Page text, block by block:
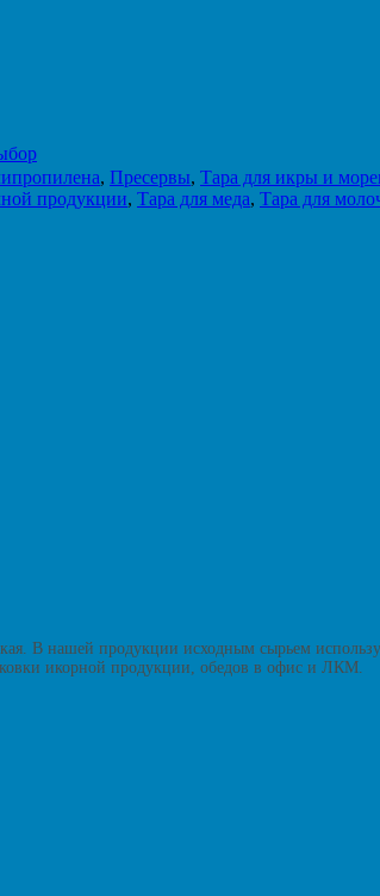
, Пресервы, Тара для икры и
продукции, Тара для меда, Тара для
В нашей продукции исходным сырьем
икорной продукции, обедов в офис и ЛКМ.